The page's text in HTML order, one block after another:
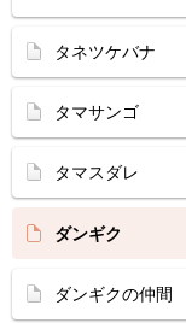
タネツケバナ
タマサンゴ
タマスダレ
ダンギク
ダンギクの仲間